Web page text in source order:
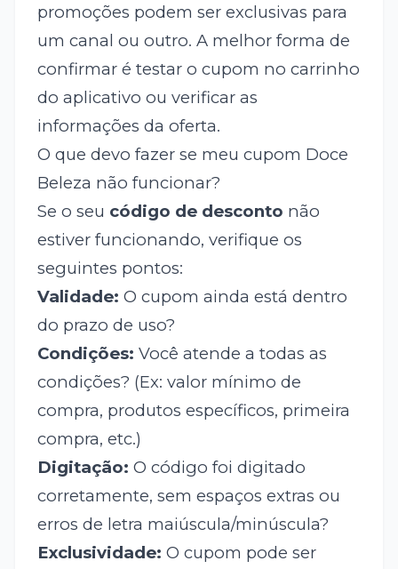
promoções podem ser exclusivas para
um canal ou outro. A melhor forma de
confirmar é testar o cupom no carrinho
do aplicativo ou verificar as
informações da oferta.
O que devo fazer se meu cupom Doce
Beleza não funcionar?
Se o seu código de desconto não
estiver funcionando, verifique os
seguintes pontos:
Validade: O cupom ainda está dentro
do prazo de uso?
Condições: Você atende a todas as
condições? (Ex: valor mínimo de
compra, produtos específicos, primeira
compra, etc.)
Digitação: O código foi digitado
corretamente, sem espaços extras ou
erros de letra maiúscula/minúscula?
Exclusividade: O cupom pode ser